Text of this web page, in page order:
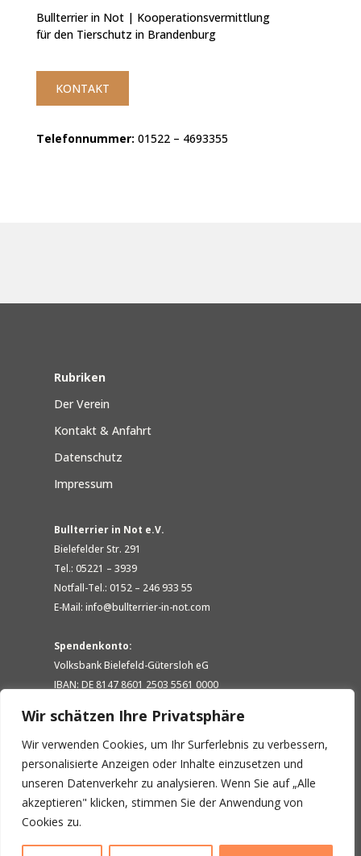
Wir schätzen Ihre Privatsphäre
Wir verwenden Cookies, um Ihr Surferlebnis zu verbessern,
personalisierte Anzeigen oder Inhalte einzusetzen und
unseren Datenverkehr zu analysieren. Wenn Sie auf „Alle
akzeptieren" klicken, stimmen Sie der Anwendung von
Cookies zu.
Bullterrier in Not | Kooperationsvermittlung
für den Tierschutz in Brandenburg
KONTAKT
Telefonnummer: 01522 – 4693355
Rubriken
Der Verein
Kontakt & Anfahrt
Datenschutz
Impressum
Bullterrier in Not e.V.
Bielefelder Str. 291
Tel.: 05221 – 3939
Notfall-Tel.: 0152 – 246 933 55
E-Mail: info@bullterrier-in-not.com
Spendenkonto:
Volksbank Bielefeld-Gütersloh eG
IBAN: DE 8147 8601 2503 5561 0000
Bullterrier in Not e.V. ist als gemeinnütziger Verein von der